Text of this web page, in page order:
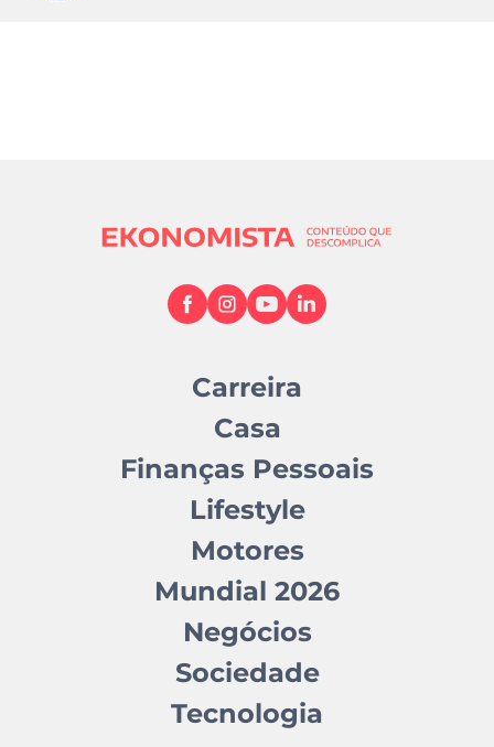
Carreira
Casa
Finanças Pessoais
Lifestyle
Motores
Mundial 2026
Negócios
Sociedade
Tecnologia